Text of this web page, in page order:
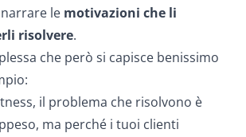
le motivazioni che li
risolvere.
che però si capisce benissimo
il problema che risolvono è
ma perché i tuoi clienti